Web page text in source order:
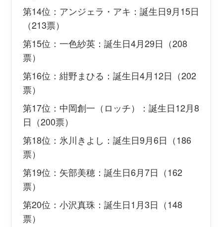
第14位：アンジェラ・アキ：誕生日9月15日
（213票）
第15位：一色紗英：誕生日4月29日（208
票）
第16位：紺野まひる：誕生日4月12日（202
票）
第17位：中岡創一（ロッチ）：誕生日12月8
日（200票）
第18位：氷川きよし：誕生日9月6日（186
票）
第19位：矢部美穂：誕生日6月7日（162
票）
第20位：小沢真珠：誕生日1月3日（148
票）